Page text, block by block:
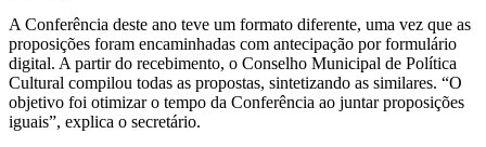
A Conferência deste ano teve um formato diferente, uma vez que as
proposições foram encaminhadas com antecipação por formulário
digital. A partir do recebimento, o Conselho Municipal de Política
Cultural compilou todas as propostas, sintetizando as similares. “O
objetivo foi otimizar o tempo da Conferência ao juntar proposições
iguais”, explica o secretário.